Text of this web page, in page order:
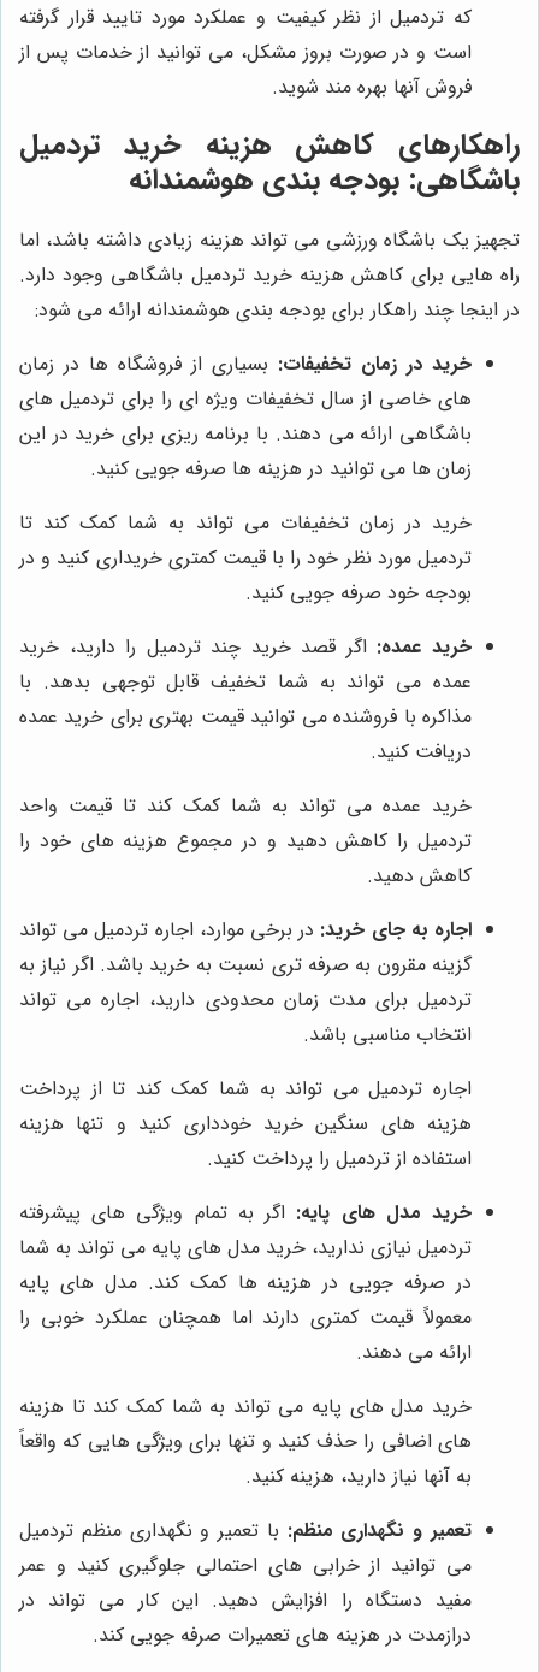
که تردمیل از نظر کیفیت و عملکرد مورد تایید قرار گرفته
است و در صورت بروز مشکل، می توانید از خدمات پس از
فروش آنها بهره مند شوید.
راهکارهای کاهش هزینه خرید تردمیل
باشگاهی: بودجه بندی هوشمندانه
تجهیز یک باشگاه ورزشی می تواند هزینه زیادی داشته باشد، اما
راه هایی برای کاهش هزینه خرید تردمیل باشگاهی وجود دارد.
در اینجا چند راهکار برای بودجه بندی هوشمندانه ارائه می شود:
خرید در زمان تخفیفات: بسیاری از فروشگاه ها در زمان
های خاصی از سال تخفیفات ویژه ای را برای تردمیل های
باشگاهی ارائه می دهند. با برنامه ریزی برای خرید در این
زمان ها می توانید در هزینه ها صرفه جویی کنید.
خرید در زمان تخفیفات می تواند به شما کمک کند تا
تردمیل مورد نظر خود را با قیمت کمتری خریداری کنید و در
بودجه خود صرفه جویی کنید.
خرید عمده: اگر قصد خرید چند تردمیل را دارید، خرید
عمده می تواند به شما تخفیف قابل توجهی بدهد. با
مذاکره با فروشنده می توانید قیمت بهتری برای خرید عمده
دریافت کنید.
خرید عمده می تواند به شما کمک کند تا قیمت واحد
تردمیل را کاهش دهید و در مجموع هزینه های خود را
کاهش دهید.
اجاره به جای خرید: در برخی موارد، اجاره تردمیل می تواند
گزینه مقرون به صرفه تری نسبت به خرید باشد. اگر نیاز به
تردمیل برای مدت زمان محدودی دارید، اجاره می تواند
انتخاب مناسبی باشد.
اجاره تردمیل می تواند به شما کمک کند تا از پرداخت
هزینه های سنگین خرید خودداری کنید و تنها هزینه
استفاده از تردمیل را پرداخت کنید.
خرید مدل های پایه: اگر به تمام ویژگی های پیشرفته
تردمیل نیازی ندارید، خرید مدل های پایه می تواند به شما
در صرفه جویی در هزینه ها کمک کند. مدل های پایه
معمولاً قیمت کمتری دارند اما همچنان عملکرد خوبی را
ارائه می دهند.
خرید مدل های پایه می تواند به شما کمک کند تا هزینه
های اضافی را حذف کنید و تنها برای ویژگی هایی که واقعاً
به آنها نیاز دارید، هزینه کنید.
تعمیر و نگهداری منظم: با تعمیر و نگهداری منظم تردمیل
می توانید از خرابی های احتمالی جلوگیری کنید و عمر
مفید دستگاه را افزایش دهید. این کار می تواند در
درازمدت در هزینه های تعمیرات صرفه جویی کند.